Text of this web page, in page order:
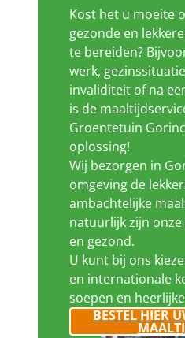
Kost het u moeite
gezonde en
te bereiden?
werk,
invaliditeit of na
is de
Groentetuin
oplossing!
Wij bezorgen in
omgeving de
ambachtelijke
natuurlijk zijn
en gezond.
U kunt bij ons
en internationale
soepen en
BESTEL HIER